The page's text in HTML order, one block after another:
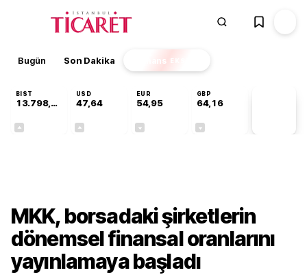
Bugün Son Dakika Finans EKSTRA
BIST
13.798,82
USD
47,64
EUR
54,95
GBP
64,16
MKK, borsadaki şirketlerin
dönemsel finansal oranlarını
yayınlamaya başladı